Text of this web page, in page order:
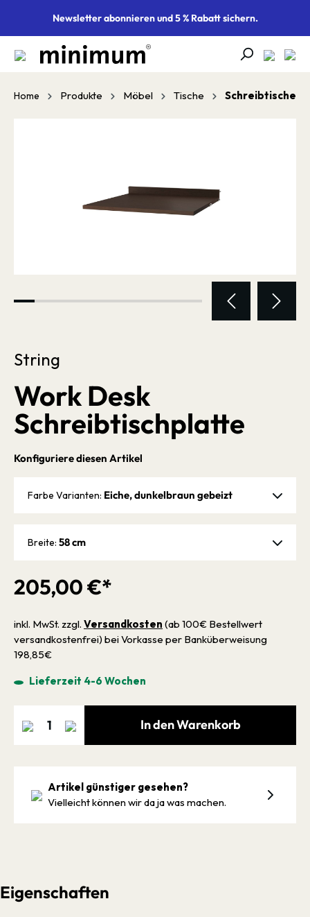
springenNewsletter abonnieren und 5 % Rabatt sichern.
Home Produkte Möbel Tische Schreibtische
String
Work Desk
Schreibtischplatte
205,00 €*
inkl. MwSt. zzgl. Versandkosten (ab 100€ Bestellwert
versandkostenfrei) bei Vorkasse per Banküberweisung
198,85€
Lieferzeit 4-6 Wochen
Konfiguriere diesen Artikel
Farbe Varianten: Eiche, dunkelbraun gebeizt
Breite: 58 cm
In den Warenkorb
Artikel günstiger gesehen?
Vielleicht können wir da ja was machen.
Eigenschaften